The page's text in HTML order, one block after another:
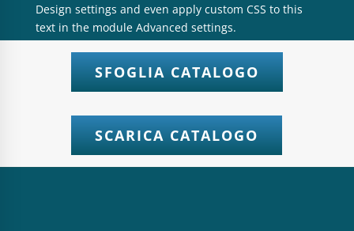
Design settings and even apply custom CSS to this
text in the module Advanced settings.
SFOGLIA CATALOGO
SCARICA CATALOGO